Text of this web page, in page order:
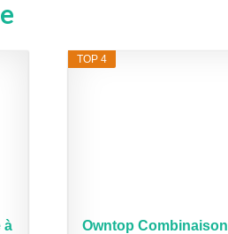
à
TOP 4
Owntop Combinaison